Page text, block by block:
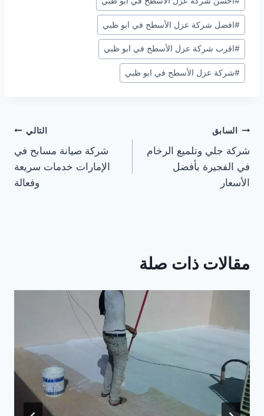
المقال:
#افضل شركة عزل الأسطح في ابو ظبي
#اقرب شركة عزل الأسطح في ابو ظبي
#شركة عزل الأسطح في ابو ظبي
تصفّح
المقالات
السابق
شركة جلي وتلميع الرخام
في الفجيرة بأفضل
الأسعار
التالي
شركة صيانة مسابح في
الإمارات خدمات سريعة
وفعالة
مقالات ذات صلة